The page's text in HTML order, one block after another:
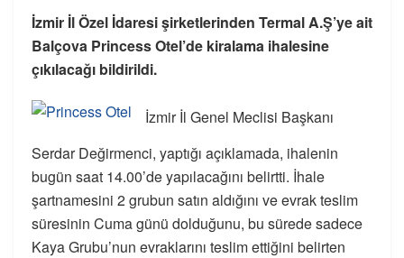
İzmir İl Özel İdaresi şirketlerinden Termal A.Ş’ye ait
Balçova Princess Otel’de kiralama ihalesine
çıkılacağı bildirildi.
İzmir İl Genel Meclisi Başkanı
Serdar Değirmenci, yaptığı açıklamada, ihalenin
bugün saat 14.00’de yapılacağını belirtti. İhale
şartnamesini 2 grubun satın aldığını ve evrak teslim
süresinin Cuma günü dolduğunu, bu sürede sadece
Kaya Grubu’nun evraklarını teslim ettiğini belirten